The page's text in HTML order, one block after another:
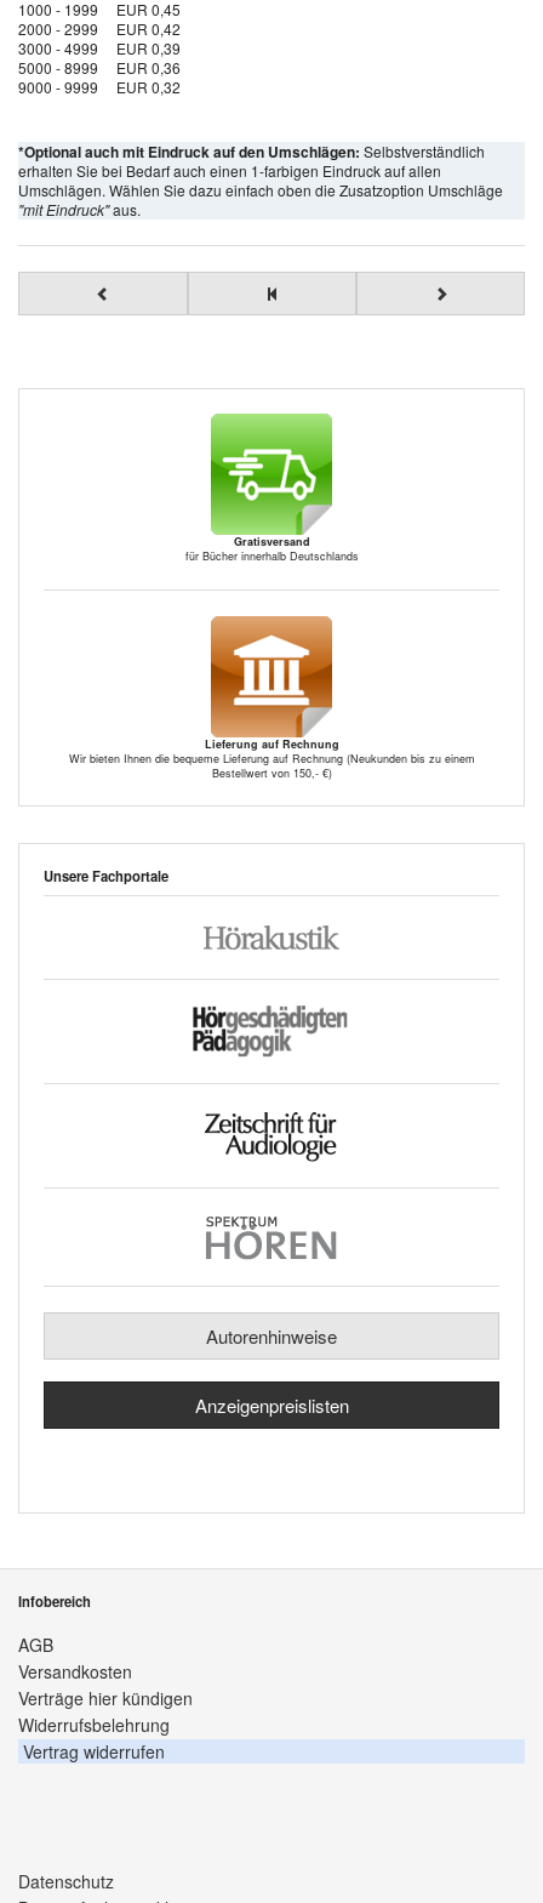
1000 - 1999
EUR 0,45
2000 - 2999
EUR 0,42
3000 - 4999
EUR 0,39
5000 - 8999
EUR 0,36
9000 - 9999
EUR 0,32
*Optional auch mit Eindruck auf den Umschlägen: Selbstverständlich
erhalten Sie bei Bedarf auch einen 1-farbigen Eindruck auf allen
Umschlägen. Wählen Sie dazu einfach oben die Zusatzoption Umschläge
"mit Eindruck"aus.
Gratisversand
für Bücher innerhalb Deutschlands
Lieferung auf Rechnung
Wir bieten Ihnen die bequeme Lieferung auf Rechnung (Neukunden bis zu einem
Bestellwert von 150,- €)
Unsere Fachportale
Autorenhinweise
Anzeigenpreislisten
Infobereich
AGB
Versandkosten
Verträge hier kündigen
Widerrufsbelehrung
Vertrag widerrufen
Datenschutz